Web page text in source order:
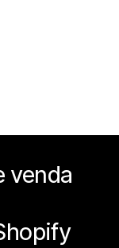
venda